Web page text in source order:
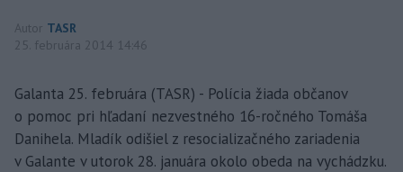
Autor TASR
25. februára 2014 14:46
Galanta 25. februára (TASR) - Polícia žiada občanov
o pomoc pri hľadaní nezvestného 16-ročného Tomáša
Danihela. Mladík odišiel z resocializačného zariadenia
v Galante v utorok 28. januára okolo obeda na vychádzku.